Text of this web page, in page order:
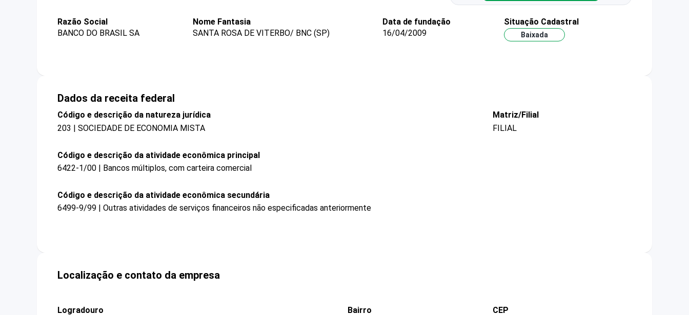
Razão Social
BANCO DO BRASIL SA
Nome Fantasia
SANTA ROSA DE VITERBO/ BNC (SP)
Data de fundação
16/04/2009
Situação Cadastral
Baixada
Dados da receita federal
Código e descrição da natureza jurídica
203 | SOCIEDADE DE ECONOMIA MISTA
Matriz/Filial
FILIAL
Código e descrição da atividade econômica principal
6422-1/00 | Bancos múltiplos, com carteira comercial
Código e descrição da atividade econômica secundária
6499-9/99 | Outras atividades de serviços financeiros não especificadas anteriormente
Localização e contato da empresa
Logradouro
Bairro
CEP